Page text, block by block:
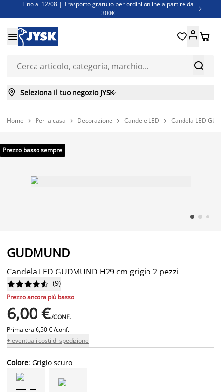
Fino al 12/08 | Trasporto gratuito per ordini online a partire da
300€

Super offerte d'estate | Oltre 1.500 articoli fino al 70%
Finanziamenti - Scegli il piano di rimborso più adatto a te


 
 Seleziona il tuo negozio JYSK
Home  Per la casa  Decorazione  Candele LED  Candela LED
Prezzo basso sempre
GUDMUND
Candela LED GUDMUND H29 cm grigio 2 pezzi





 (9)
Prezzo ancora più basso
6,00 €/CONF.
Prima era 6,50 € /conf.
+ eventuali costi di spedizione
Colore: Grigio scuro